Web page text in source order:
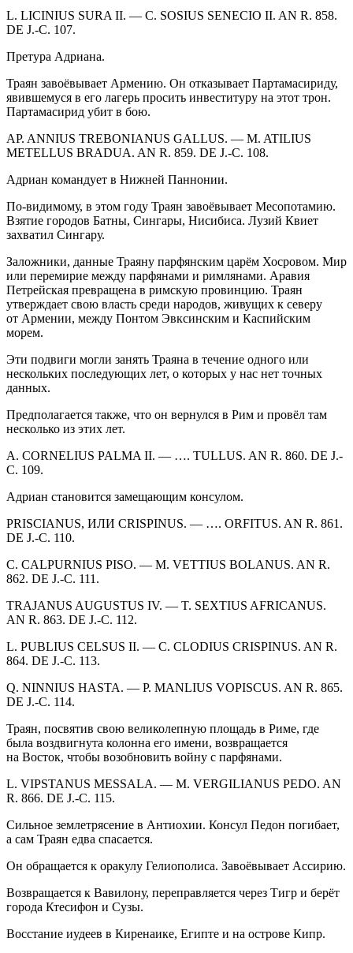
L. LICINIUS SURA II. — C. SOSIUS SENECIO II. AN R. 858.
DE J.-C. 107.
Претура Адриана.
Траян завоёвывает Армению. Он отказывает Партамасириду,
явившемуся в его лагерь просить инвеституру на этот трон.
Партамасирид убит в бою.
AP. ANNIUS TREBONIANUS GALLUS. — M. ATILIUS
METELLUS BRADUA. AN R. 859. DE J.-C. 108.
Адриан командует в Нижней Паннонии.
По-видимому, в этом году Траян завоёвывает Месопотамию.
Взятие городов Батны, Сингары, Нисибиса. Лузий Квиет
захватил Сингару.
Заложники, данные Траяну парфянским царём Хосровом. Мир
или перемирие между парфянами и римлянами. Аравия
Петрейская превращена в римскую провинцию. Траян
утверждает свою власть среди народов, живущих к северу
от Армении, между Понтом Эвксинским и Каспийским
морем.
Эти подвиги могли занять Траяна в течение одного или
нескольких последующих лет, о которых у нас нет точных
данных.
Предполагается также, что он вернулся в Рим и провёл там
несколько из этих лет.
A. CORNELIUS PALMA II. — …. TULLUS. AN R. 860. DE J.-
C. 109.
Адриан становится замещающим консулом.
PRISCIANUS, ИЛИ CRISPINUS. — …. ORFITUS. AN R. 861.
DE J.-C. 110.
C. CALPURNIUS PISO. — M. VETTIUS BOLANUS. AN R.
862. DE J.-C. 111.
TRAJANUS AUGUSTUS IV. — T. SEXTIUS AFRICANUS.
AN R. 863. DE J.-C. 112.
L. PUBLIUS CELSUS II. — C. CLODIUS CRISPINUS. AN R.
864. DE J.-C. 113.
Q. NINNIUS HASTA. — P. MANLIUS VOPISCUS. AN R. 865.
DE J.-C. 114.
Траян, посвятив свою великолепную площадь в Риме, где
была воздвигнута колонна его имени, возвращается
на Восток, чтобы возобновить войну с парфянами.
L. VIPSTANUS MESSALA. — M. VERGILIANUS PEDO. AN
R. 866. DE J.-C. 115.
Сильное землетрясение в Антиохии. Консул Педон погибает,
а сам Траян едва спасается.
Он обращается к оракулу Гелиополиса. Завоёвывает Ассирию.
Возвращается к Вавилону, переправляется через Тигр и берёт
города Ктесифон и Сузы.
Восстание иудеев в Киренаике, Египте и на острове Кипр.